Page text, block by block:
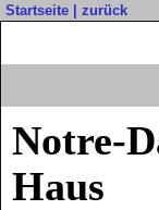
Startseite zurück
Notre-
Haus